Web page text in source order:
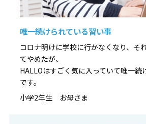
唯一続けられている習い事
コロナ明けに学校に行かなくなり、そ
てやめたが、
HALLOはすごく気に入っていて唯一続
です。
小学2年生 お母さま